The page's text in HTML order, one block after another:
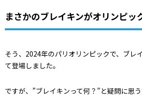
まさかのブレイキンがオリンピッ
そう、2024年のパリオリンピックで、ブレ
て登場しました。
ですが、”ブレイキンって何？”と疑問に思う